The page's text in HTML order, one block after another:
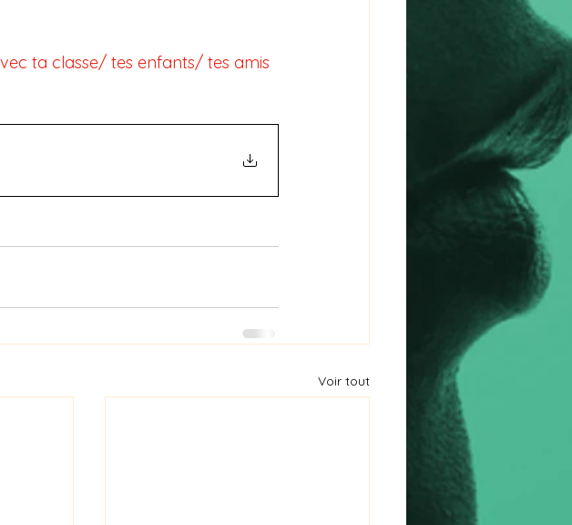
ta classe/ tes enfants/ tes amis
Voir tout